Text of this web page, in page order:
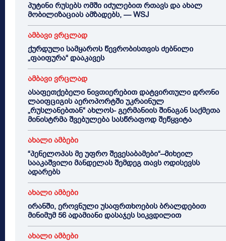
პუტინი რუსებს ომში იძულებით რთავს და ახალ
მობილიზაციას ამზადებს, — WSJ
ამბავი ვრცლად
ქურდული სამყაროს წევრობისთვის ძებნილი
„ფაიფურა“ დააკავეს
ამბავი ვრცლად
ასაფეთქებელი ნივთიერებით დატვირთული დრონი
ლაიფციგის აეროპორტში უკრაინულ
„რუსლანებთან“ ახლოს- გერმანიის შინაგან საქმეთა
მინისტრმა შვებულება სასწრაფოდ შეწყვიტა
ახალი ამბები
“პენელოპას მე უფრო შევესაბამები“–მიხეილ
სააკაშვილი მანდელას შემდეგ თავს ოდისევსს
ადარებს
ახალი ამბები
ირანში, ეროვნული უსაფრთხოების ბრალდებით
მინიმუმ 56 ადამიანი დასაჯეს სიკვდილით
ახალი ამბები